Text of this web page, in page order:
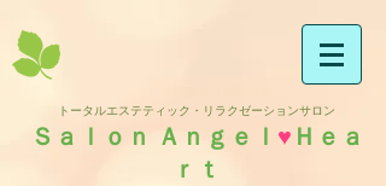
トータルエステティック・リラクゼーションサロン
Ｓａｌｏｎ Ａｎｇｅｌ ♥ Ｈｅａ
ｒｔ